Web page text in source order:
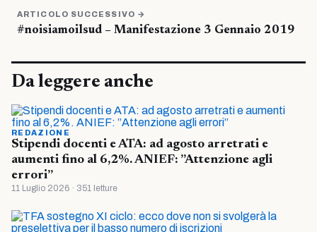
ARTICOLO SUCCESSIVO →
#noisiamoilsud – Manifestazione 3 Gennaio 2019
Da leggere anche
REDAZIONE
Stipendi docenti e ATA: ad agosto arretrati e
aumenti fino al 6,2%. ANIEF: ”Attenzione agli
errori”
11 Luglio 2026 · 351 letture